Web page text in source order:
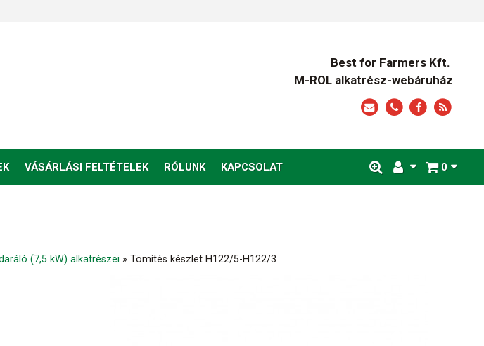
Best for Farmers Kft.
M-ROL alkatrész-webáruház
0
VÁSÁRLÁSI FELTÉTELEK RÓLUNK KAPCSOLAT
(7,5 kW) alkatrészei » Tömítés készlet H122/5-H122/3